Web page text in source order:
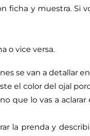
ficha y muestra. Si
o vice versa.
se van a detallar
el color del ojal
que lo vas a aclarar
la prenda y